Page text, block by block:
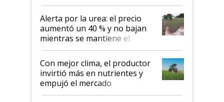
Alerta por la urea: el precio
aumentó un 40 % y no bajan
mientras se mantiene el
conflicto en Medio Oriente
Con mejor clima, el productor
invirtió más en nutrientes y
empujó el mercado